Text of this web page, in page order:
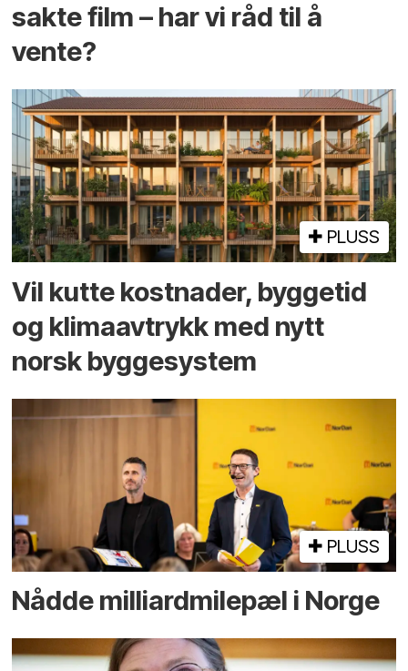
sakte film – har vi råd til å
vente?
PLUSS
Vil kutte kostnader, byggetid
og klima­avtrykk med nytt
norsk bygge­system
PLUSS
Nådde milliard­­milepæl i Norge